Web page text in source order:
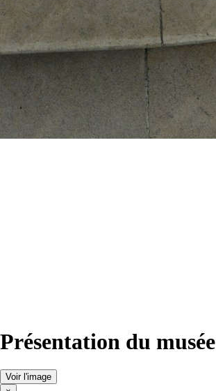
Présentation du musée
Voir l'image